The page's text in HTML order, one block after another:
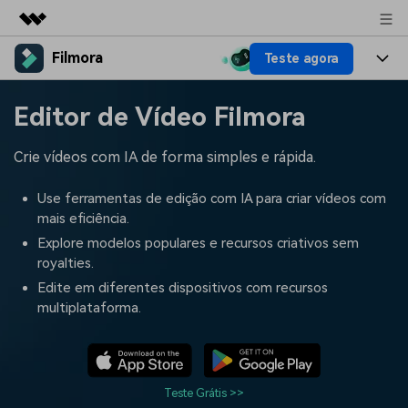
Produtos em destaque
Utilitários
Negócios
Soluções
Sobre nós
Sala de imprensa
Loja
Suporte
Filmora Teste agora
Produtos
Recursos criativos
IA
Vídeo/Imagem
Áudio
Textos
Soluções
Filmora para
Criar
Recursos
Prompts de Vídeo
populares para gerar vídeos
semelhantes em segundos
tendências de marketing de
vídeo em 2025
Central de ajuda
Fale conosco Histórias de clientes
alcançam sucesso
Preços Entrar
Editor de Vídeo Filmora
Crie vídeos com IA de forma simples e rápida.
Use ferramentas de edição com IA para criar vídeos com
mais eficiência.
Explore modelos populares e recursos criativos sem
royalties.
Edite em diferentes dispositivos com recursos
multiplataforma.
Teste Grátis >>